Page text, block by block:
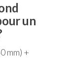
un
mm) +